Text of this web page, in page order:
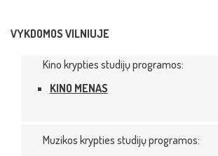
VYKDOMOS VILNIUJE
Kino krypties studijų programos:
KINO MENAS
Muzikos krypties studijų programos: